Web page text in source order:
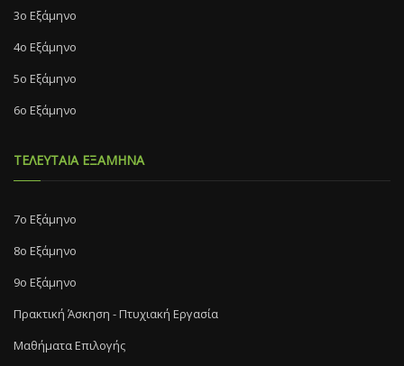
3ο Εξάμηνο
4ο Εξάμηνο
5ο Εξάμηνο
6ο Εξάμηνο
ΤΕΛΕΥΤΑΙΑ ΕΞΑΜΗΝΑ
7o Eξάμηνο
8o Eξάμηνο
9ο Εξάμηνο
Πρακτική Άσκηση - Πτυχιακή Εργασία
Μαθήματα Επιλογής